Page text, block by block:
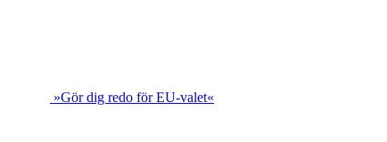
»Gör dig redo för EU-valet«